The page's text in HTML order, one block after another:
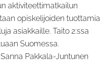
aktiviteettimatkailun
opiskelijoiden tuottamia
asiakkaille. Taito 2:ssa
Suomessa.
Pakkala-Juntunen